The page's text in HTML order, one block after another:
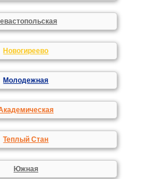
Новогиреево
Молодежная
Теплый Стан
Южная